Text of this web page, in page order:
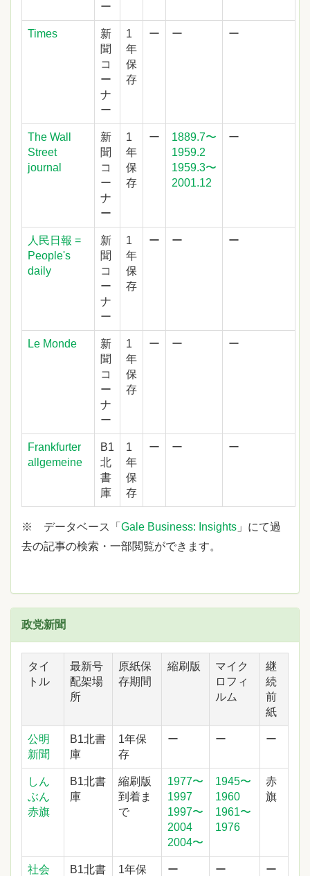
ー
Times
新
聞
コ
ー
ナ
ー
1
年
保
存
ー ー ー
The Wall
Street
journal
新
聞
コ
ー
ナ
ー
1
年
保
存
ー
1889.7〜
1959.2
1959.3〜
2001.12
ー
人民日報 =
People's
daily
新
聞
コ
ー
ナ
ー
1
年
保
存
ー ー ー
Le Monde
新
聞
コ
ー
ナ
ー
1
年
保
存
ー ー ー
Frankfurter
allgemeine
B1
北
書
庫
1
年
保
存
ー ー ー
※ データベース「 Gale Business: Insights 」にて過
去の記事の検索・一部閲覧ができます。
政党新聞
タイ
トル
最新号
配架場
所
原紙保
存期間
縮刷版
マイク
ロフィ
ルム
継
続
前
紙
公明
新聞
B1北書
庫
1年保
存
ー ー ー
しん
ぶん
赤旗
B1北書
庫
縮刷版
到着ま
で
1977〜
1997
1997〜
2004
2004〜
1945〜
1960
1961〜
1976
赤
旗
社会
B1北書
1年保
ー ー ー